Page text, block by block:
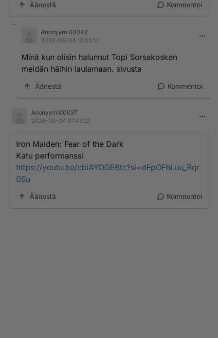
Äänestä Kommentoi
Anonyymi00042
2026-06-04 12:05:17
Minä kun olisin halunnut Topi Sorsakosken
meidän häihin laulamaan. sivusta
Äänestä Kommentoi
Anonyymi00037
2026-06-04 01:48:21
Iron Maiden: Fear of the Dark
Katu performanssi
https://youtu.be/cbiAYOGE6tc?si=dFpOFhLuu_Rqr
0Su
Äänestä Kommentoi